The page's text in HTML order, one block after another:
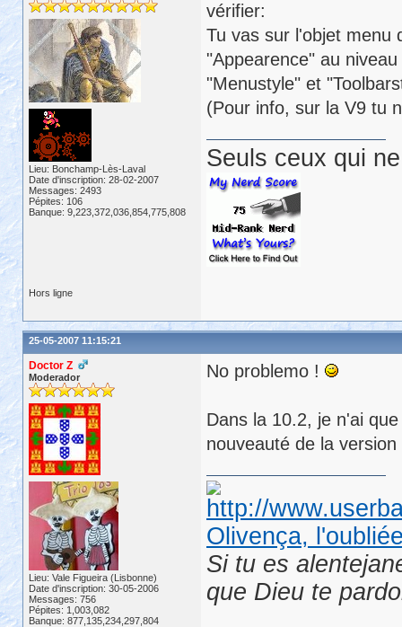
Lieu: Bonchamp-Lès-Laval
Date d'inscription: 28-02-2007
Messages: 2493
Pépites: 106
Banque: 9,223,372,036,854,775,808
vérifier:
Tu vas sur l'objet menu
"Appearence" au
"Menustyle" et
(Pour info, sur la V9 tu
Seuls ceux qui
Hors ligne
25-05-2007 11:15:21
Doctor Z
Moderador
Lieu: Vale Figueira (Lisbonne)
Date d'inscription: 30-05-2006
Messages: 756
Pépites: 1,003,082
Banque: 877,135,234,297,804
No problemo !
Dans la 10.2, je n'ai
nouveauté de la version
Olivença,
Si tu es
que Dieu te